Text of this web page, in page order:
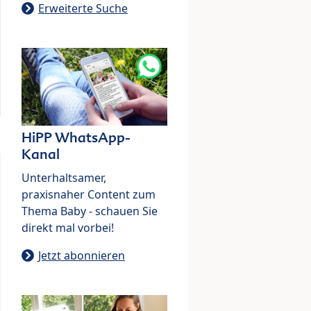
Erweiterte Suche
HiPP WhatsApp-
Kanal
Unterhaltsamer,
praxisnaher Content zum
Thema Baby - schauen Sie
direkt mal vorbei!
Jetzt abonnieren